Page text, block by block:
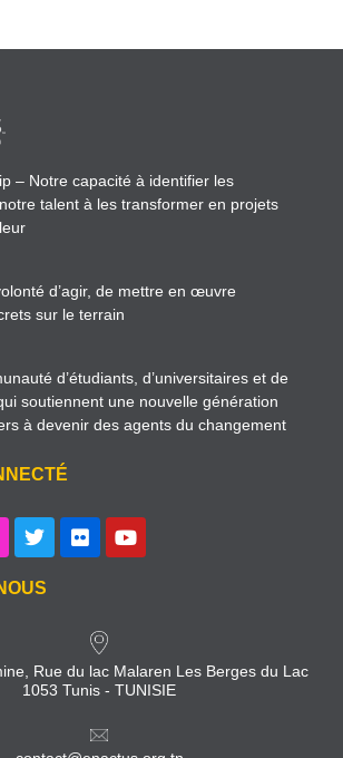
– Notre capacité à identifier les
talent à les transformer en projets
d’agir, de mettre en œuvre
sur le terrain
d’étudiants, d’universitaires et de
soutiennent une nouvelle génération
à devenir des agents du changement
Rue du lac Malaren Les Berges du Lac
1053 Tunis - TUNISIE